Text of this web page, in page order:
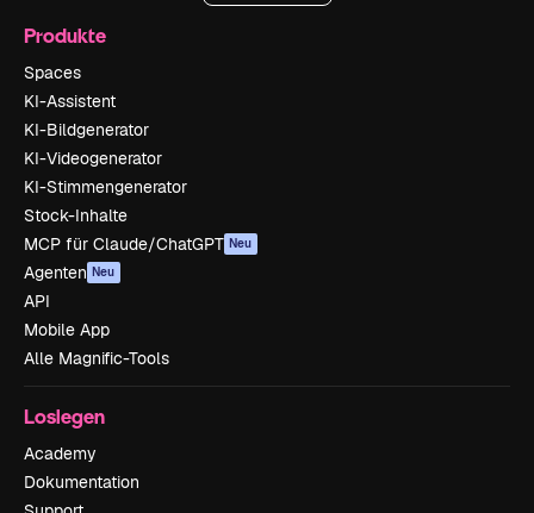
Produkte
Spaces
KI-Assistent
KI-Bildgenerator
KI-Videogenerator
KI-Stimmengenerator
Stock-Inhalte
MCP für Claude/ChatGPT Neu
Agenten Neu
API
Mobile App
Alle Magnific-Tools
Loslegen
Academy
Dokumentation